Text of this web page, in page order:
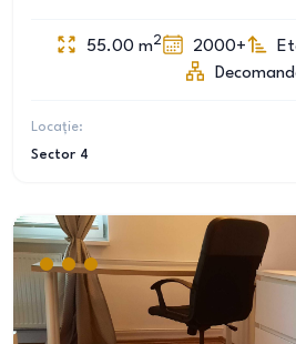
55.00 m2 2000+
Locație:
Sector 4